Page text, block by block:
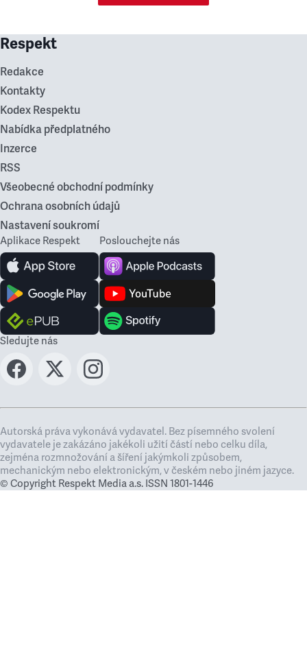
Respekt
Redakce
Kontakty
Kodex Respektu
Nabídka předplatného
Inzerce
RSS
Všeobecné obchodní podmínky
Ochrana osobních údajů
Nastavení soukromí
Aplikace Respekt Poslouchejte nás
Sledujte nás
Autorská práva vykonává vydavatel. Bez písemného svolení
vydavatele je zakázáno jakékoli užití částí nebo celku díla,
zejména rozmnožování a šíření jakýmkoli způsobem,
mechanickým nebo elektronickým, v českém nebo jiném jazyce.
© Copyright Respekt Media a.s. ISSN 1801-1446